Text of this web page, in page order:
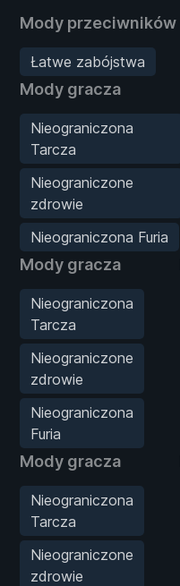
Mody przeciwników
Łatwe zabójstwa
Mody gracza
Nieograniczona
Tarcza
Nieograniczone
zdrowie
Nieograniczona Furia
Mody gracza
Nieograniczona
Tarcza
Nieograniczone
zdrowie
Nieograniczona
Furia
Mody gracza
Nieograniczona
Tarcza
Nieograniczone
zdrowie